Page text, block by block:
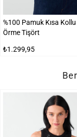
%100 Pamuk Kısa
Örme Tişört
₺1.299,95